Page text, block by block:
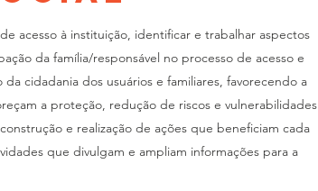
acesso à instituição, identificar e trabalhar aspectos
da família/responsável no processo de acesso e
cidadania dos usuários e familiares, favorecendo a
a proteção, redução de riscos e vulnerabilidades
e realização de ações que beneficiam cada
que divulgam e ampliam informações para a